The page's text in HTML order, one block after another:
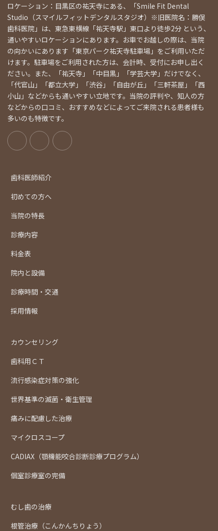
ロケーション：目黒区の祐天寺にある、「Smile Fit Dental
Studio（スマイルフィットデンタルスタジオ）※旧医院名：勝俣
歯科医院」は、東急東横線「祐天寺駅」東口より徒歩2分 という、
通いやすいロケーションにあります。お車でお越しの際は、当院
の向かいにあります「東京パーク祐天寺駐車場」をご利用いただ
けます。駐車場をご利用された方は、会計時、受付にお申し出く
ださい。また、「祐天寺」「中目黒」「学芸大学」だけでなく、
「代官山」「都立大学」「渋谷」「自由が丘」「三軒茶屋」「西
小山」などからも通いやすい立地です。当院の評判や、知人の方
などからの口コミ、おすすめなどによってご来院される患者様も
多いのも特徴です。
歯科医師紹介
初めての方へ
当院の特長
診療内容
料金表
院内と設備
診療時間・交通
採用情報
カウンセリング
歯科用ＣＴ
流行感染症対策の強化
世界基準の滅菌・衛生管理
痛みに配慮した治療
マイクロスコープ
CADIAX（顎機能咬合診断診療プログラム）
個室診療室の完備
むし歯の治療
根管治療（こんかんちりょう）